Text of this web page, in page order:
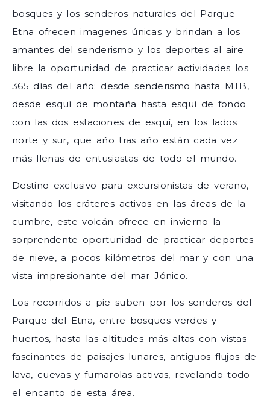
bosques y los senderos naturales del Parque
Etna ofrecen imagenes únicas y brindan a los
amantes del senderismo y los deportes al aire
libre la oportunidad de practicar actividades los
365 días del año; desde senderismo hasta MTB,
desde esquí de montaña hasta esquí de fondo
con las dos estaciones de esquí, en los lados
norte y sur, que año tras año están cada vez
más llenas de entusiastas de todo el mundo.
Destino exclusivo para excursionistas de verano,
visitando los cráteres activos en las áreas de la
cumbre, este volcán ofrece en invierno la
sorprendente oportunidad de practicar deportes
de nieve, a pocos kilómetros del mar y con una
vista impresionante del mar Jónico.
Los recorridos a pie suben por los senderos del
Parque del Etna, entre bosques verdes y
huertos, hasta las altitudes más altas con vistas
fascinantes de paisajes lunares, antiguos flujos de
lava, cuevas y fumarolas activas, revelando todo
el encanto de esta área.